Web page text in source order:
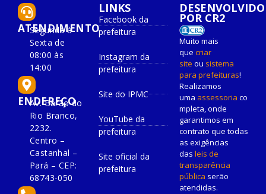
ATENDIMENTO
Segunda à
Sexta de
08:00 às
14:00
ENDEREÇO
Av. Barão do
Rio Branco,
2232.
Centro –
Castanhal –
Pará – CEP:
68743-050
LINKS
Facebook da
prefeitura
Instagram da
prefeitura
Site do IPMC
YouTube da
prefeitura
Site oficial da
prefeitura
DESENVOLVIDO
POR CR2
Muito mais
que criar
site ou sistema
para prefeituras!
Realizamos
uma assessoria co
mpleta, onde
garantimos em
contrato que todas
as exigências
das leis de
transparência
pública serão
atendidas.